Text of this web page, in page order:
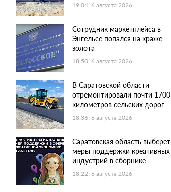
19:04, 6 августа 2026
Сотрудник маркетплейса в
Энгельсе попался на краже
золота
18:50, 6 августа 2026
В Саратовской области
отремонтировали почти 1700
километров сельских дорог
18:36, 6 августа 2026
Саратовская область выберет
меры поддержки креативных
индустрий в сборнике
18:22, 6 августа 2026